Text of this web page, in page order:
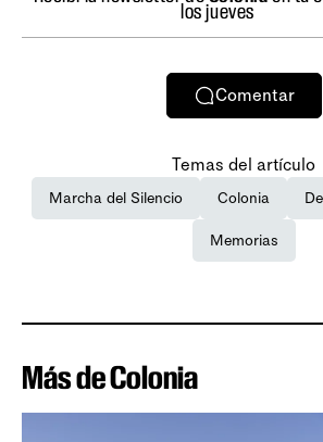
los jueves
Comentar
Temas del artículo
Marcha del Silencio Colonia
Memorias
Más de Colonia